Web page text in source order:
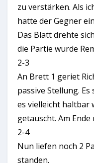
zu verstärken. Als
hatte der Gegner
Das Blatt drehte
die Partie wurde
2-3
An Brett 1 geriet
passive Stellung.
es vielleicht haltbar
getauscht. Am
2-4
Nun liefen noch 2
standen.